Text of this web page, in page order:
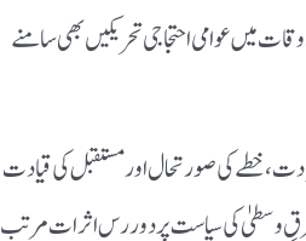
میں عوامی احتجاجی تحریکیں بھی سامنے
خطے کی صورتحال اور مستقبل کی قیادت
وسطیٰ کی سیاست پر دور رس اثرات مرتب